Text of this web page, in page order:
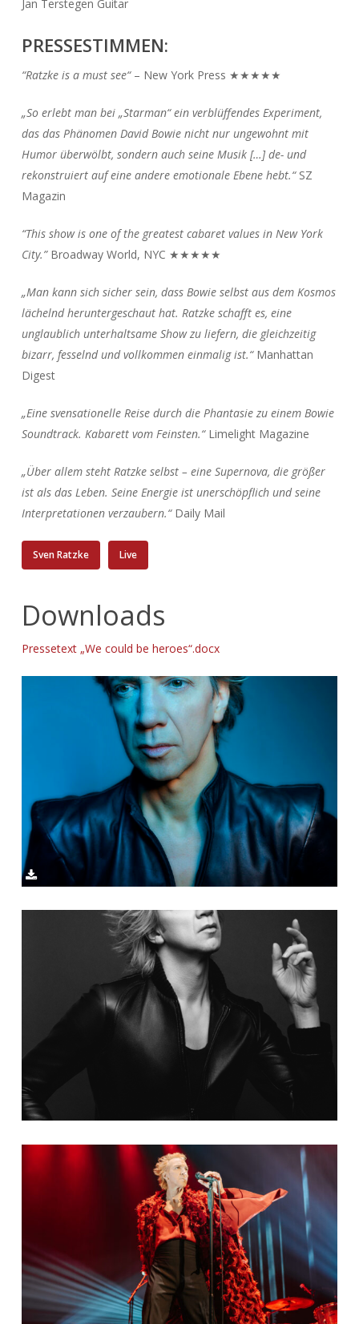
Jan Terstegen Guitar
PRESSESTIMMEN:
“Ratzke is a must see“– New York Press ★★★★★
„So erlebt man bei „Starman“ ein verblüffendes Experiment,
das das Phänomen David Bowie nicht nur ungewohnt mit
Humor überwölbt, sondern auch seine Musik […] de- und
rekonstruiert auf eine andere emotionale Ebene hebt.“SZ
Magazin
“This show is one of the greatest cabaret values in New York
City.”Broadway World, NYC ★★★★★
„Man kann sich sicher sein, dass Bowie selbst aus dem Kosmos
lächelnd heruntergeschaut hat. Ratzke schafft es, eine
unglaublich unterhaltsame Show zu liefern, die gleichzeitig
bizarr, fesselnd und vollkommen einmalig ist.“Manhattan
Digest
„Eine svensationelle Reise durch die Phantasie zu einem Bowie
Soundtrack. Kabarett vom Feinsten.“Limelight Magazine
„Über allem steht Ratzke selbst – eine Supernova, die größer
ist als das Leben. Seine Energie ist unerschöpflich und seine
Interpretationen verzaubern.“Daily Mail
Sven Ratzke Live
Downloads
Pressetext „We could be heroes“.docx